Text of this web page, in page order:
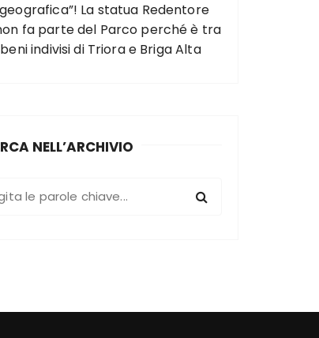
La statua Redentore
fa parte del Parco perché è tra
indivisi di Triora e Briga Alta
NELL’ARCHIVIO